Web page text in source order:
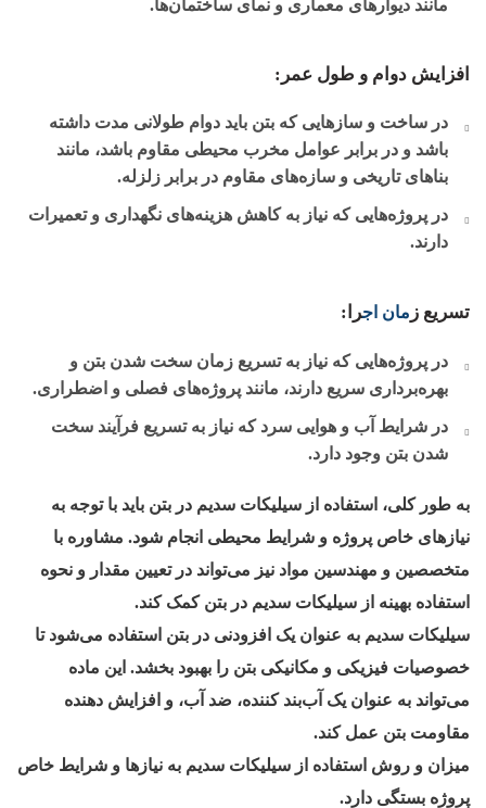
مانند دیوارهای معماری و نمای ساختمان‌ها.
افزایش دوام و طول عمر:
در ساخت و سازهایی که بتن باید دوام طولانی مدت داشته
باشد و در برابر عوامل مخرب محیطی مقاوم باشد، مانند
بناهای تاریخی و سازه‌های مقاوم در برابر زلزله.
در پروژه‌هایی که نیاز به کاهش هزینه‌های نگهداری و تعمیرات
دارند.
تسریع ز مان اجرا:
در پروژه‌هایی که نیاز به تسریع زمان سخت شدن بتن و
بهره‌برداری سریع دارند، مانند پروژه‌های فصلی و اضطراری.
در شرایط آب و هوایی سرد که نیاز به تسریع فرآیند سخت
شدن بتن وجود دارد.
به طور کلی، استفاده از سیلیکات سدیم در بتن باید با توجه به
نیازهای خاص پروژه و شرایط محیطی انجام شود. مشاوره با
متخصصین و مهندسین مواد نیز می‌تواند در تعیین مقدار و نحوه
استفاده بهینه از سیلیکات سدیم در بتن کمک کند.
سیلیکات سدیم به عنوان یک افزودنی در بتن استفاده می‌شود تا
خصوصیات فیزیکی و مکانیکی بتن را بهبود بخشد. این ماده
می‌تواند به عنوان یک آب‌بند کننده، ضد آب، و افزایش دهنده
مقاومت بتن عمل کند.
میزان و روش استفاده از سیلیکات سدیم به نیازها و شرایط خاص
پروژه بستگی دارد.